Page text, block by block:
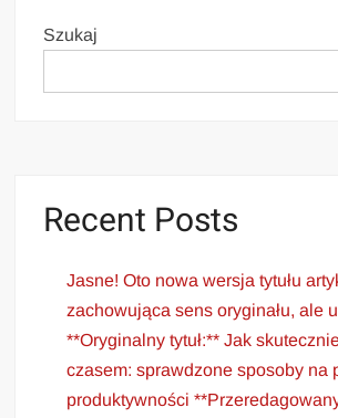
Szukaj
Recent Posts
Jasne! Oto nowa wersja tytułu
zachowująca sens oryginału, ale
**Oryginalny tytuł:** Jak
czasem: sprawdzone sposoby na
produktywności